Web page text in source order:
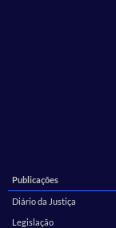
Publicações
Diário da Justiça
Legislação